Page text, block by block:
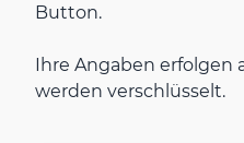
Button.
Ihre Angaben erfolgen
werden verschlüsselt.